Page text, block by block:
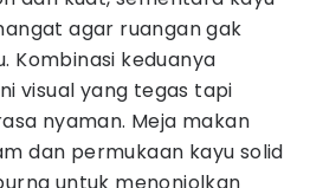
agar ruangan gak
Kombinasi keduanya
visual yang tegas tapi
nyaman. Meja makan
dan permukaan kayu solid